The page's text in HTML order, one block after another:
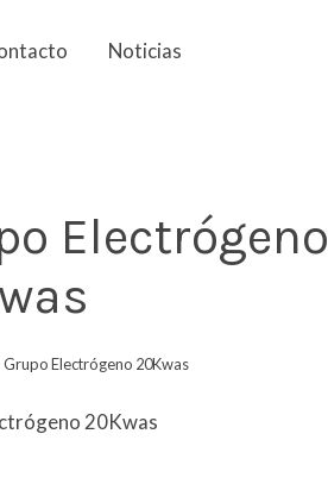
Noticias
Electrógeno
Grupo Electrógeno 20Kwas
20Kwas